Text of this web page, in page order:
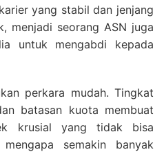
yang stabil dan jenjang
menjadi seorang ASN juga
untuk mengabdi kepada
perkara mudah. Tingkat
batasan kuota membuat
krusial yang tidak bisa
semakin banyak